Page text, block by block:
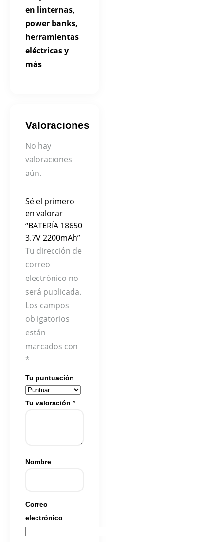
en linternas,
power banks,
herramientas
eléctricas y
más
Valoraciones
No hay
valoraciones
aún.
Sé el primero
en valorar
“BATERÍA 18650
3.7V 2200mAh”
Tu dirección de
correo
electrónico no
será publicada.
Los campos
obligatorios
están
marcados con
*
Tu puntuación
Tu valoración *
Nombre
Correo
electrónico